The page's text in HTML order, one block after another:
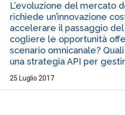
L’evoluzione del mercato
richiede un’innovazione
accelerare il passaggio
cogliere le opportunità
scenario omnicanale?
una strategia API per
25 Luglio 2017